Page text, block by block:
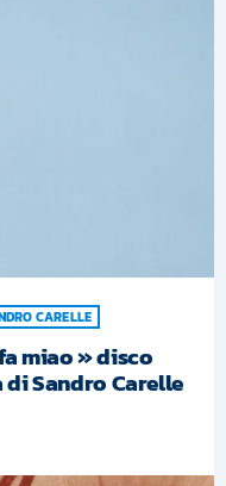
CARELLE
Sandro Carelle